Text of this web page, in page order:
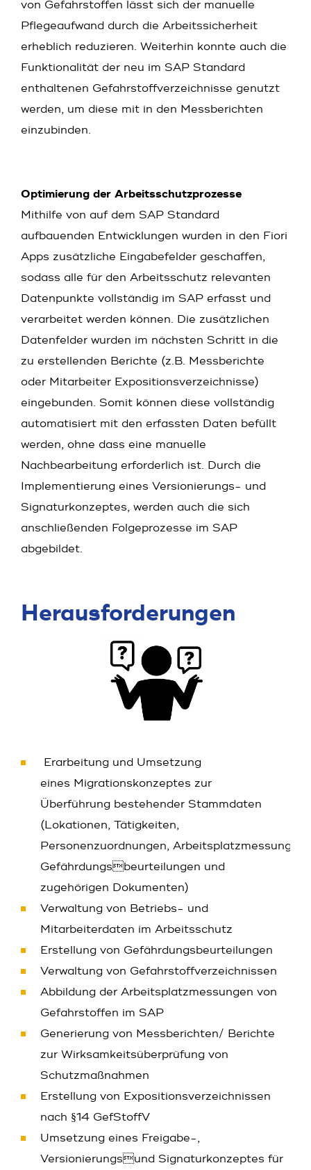
von Gefahrstoffen lässt sich der manuelle
Pflegeaufwand durch die Arbeitssicherheit
erheblich reduzieren. Weiterhin konnte auch die
Funktionalität der neu im SAP Standard
enthaltenen Gefahrstoffverzeichnisse genutzt
werden, um diese mit in den Messberichten
einzubinden.
Optimierung der Arbeitsschutzprozesse
Mithilfe von auf dem SAP Standard
aufbauenden Entwicklungen wurden in den Fiori
Apps zusätzliche Eingabefelder geschaffen,
sodass alle für den Arbeitsschutz relevanten
Datenpunkte vollständig im SAP erfasst und
verarbeitet werden können. Die zusätzlichen
Datenfelder wurden im nächsten Schritt in die
zu erstellenden Berichte (z.B. Messberichte
oder Mitarbeiter Expositionsverzeichnisse)
eingebunden. Somit können diese vollständig
automatisiert mit den erfassten Daten befüllt
werden, ohne dass eine manuelle
Nachbearbeitung erforderlich ist. Durch die
Implementierung eines Versionierungs- und
Signaturkonzeptes, werden auch die sich
anschließenden Folgeprozesse im SAP
abgebildet.
Heraus­forderungen
Erarbeitung und Umsetzung
eines Migrationskonzeptes zur
Überführung bestehender Stammdaten
(Lokationen, Tätigkeiten,
Personenzuordnungen, Arbeitsplatzmessungen,
Gefährdungsbeurteilungen und
zugehörigen Dokumenten)
Verwaltung von Betriebs- und
Mitarbeiterdaten im Arbeitsschutz
Erstellung von Gefährdungsbeurteilungen
Verwaltung von Gefahrstoffverzeichnissen
Abbildung der Arbeitsplatzmessungen von
Gefahrstoffen im SAP
Generierung von Messberichten/ Berichte
zur Wirksamkeitsüberprüfung von
Schutzmaßnahmen
Erstellung von Expositionsverzeichnissen
nach §14 GefStoffV
Umsetzung eines Freigabe-,
Versionierungsund Signaturkonzeptes für